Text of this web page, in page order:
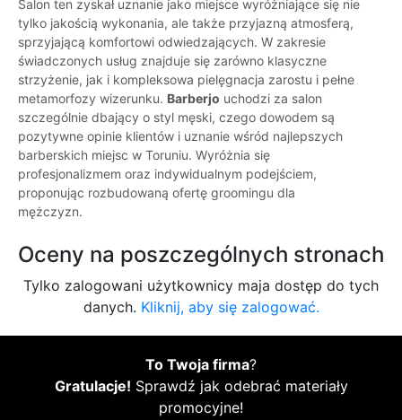
Salon ten zyskał uznanie jako miejsce wyróżniające się nie
tylko jakością wykonania, ale także przyjazną atmosferą,
sprzyjającą komfortowi odwiedzających. W zakresie
świadczonych usług znajduje się zarówno klasyczne
strzyżenie, jak i kompleksowa pielęgnacja zarostu i pełne
metamorfozy wizerunku. Barberjo uchodzi za salon
szczególnie dbający o styl męski, czego dowodem są
pozytywne opinie klientów i uznanie wśród najlepszych
barberskich miejsc w Toruniu. Wyróżnia się
profesjonalizmem oraz indywidualnym podejściem,
proponując rozbudowaną ofertę groomingu dla
mężczyzn.
Oceny na poszczególnych stronach
Tylko zalogowani użytkownicy maja dostęp do tych
danych. Kliknij, aby się zalogować.
To Twoja firma?
Gratulacje! Sprawdź jak odebrać materiały
promocyjne!